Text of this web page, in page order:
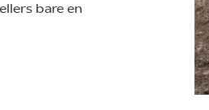
bare en